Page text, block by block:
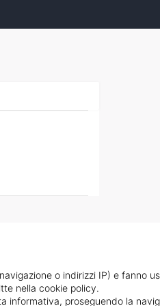
o indirizzi IP) e fanno
nella cookie policy.
informativa, proseguendo la